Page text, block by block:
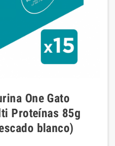
One Gato
Proteínas 85g
blanco)